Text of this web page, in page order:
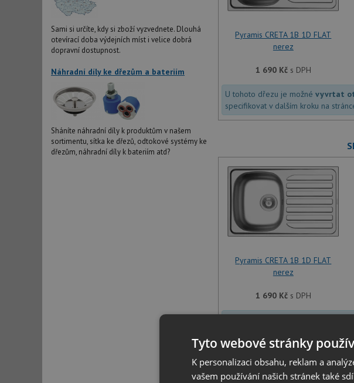
Sami si určíte, kdy si zboží vyzvednete. Dlouhá
otevírací doba výdejních míst i velice dobrá
dopravní dostupnost.
Náhradní díly ke dřezům a bateriím
Sháníte náhradní díly k produktům v našem
sortimentu, sítka ke dřezů, odtokové systémy ke
dřezům, náhradní díly k bateriím atd?
Pyramis CRETA 1B 1D FLAT
nerez
1 690 Kčs DPH
U tohoto dřezu je možné vyvrtat
specifikovat v dalším kroku na
Pyramis CRETA 1B 1D FLAT
nerez
1 690 Kčs DPH
Tyto webové stránky
K personalizaci obsahu, reklam a
vašem používání našich stránek také